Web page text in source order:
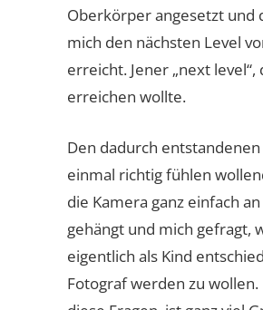
Oberkörper angesetzt und
mich den nächsten Level
erreicht. Jener „next level“,
erreichen wollte.
Den dadurch
einmal richtig fühlen
die Kamera ganz einfach
gehängt und mich gefragt,
eigentlich als Kind
Fotograf werden zu wollen.